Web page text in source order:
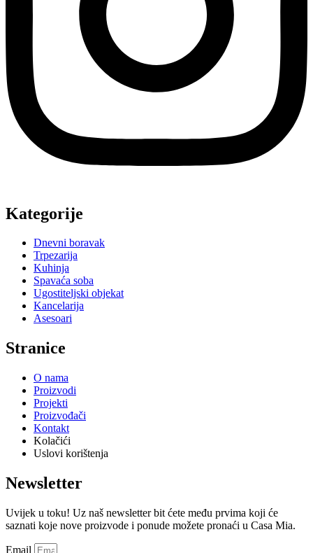
Kategorije
Dnevni boravak
Trpezarija
Kuhinja
Spavaća soba
Ugostiteljski objekat
Kancelarija
Asesoari
Stranice
O nama
Proizvodi
Projekti
Proizvođači
Kontakt
Kolačići
Uslovi korištenja
Newsletter
Uvijek u toku! Uz naš newsletter bit ćete među prvima koji će
saznati koje nove proizvode i ponude možete pronaći u Casa Mia.
Email